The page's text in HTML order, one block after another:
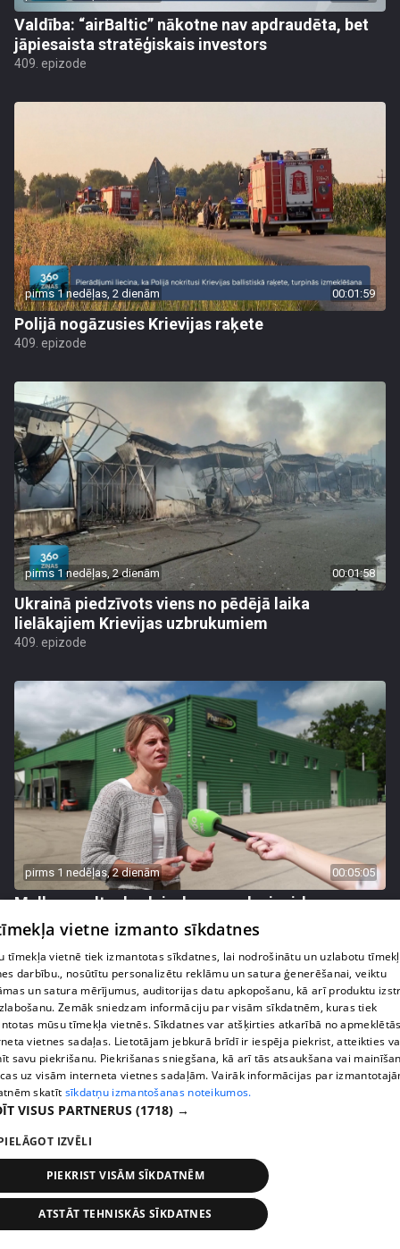
Valdība: “airBaltic” nākotne nav apdraudēta, bet
jāpiesaista stratēģiskais investors
409. epizode
pirms 1 nedēļas, 2 dienām 00:01:59
Polijā nogāzusies Krievijas raķete
409. epizode
pirms 1 nedēļas, 2 dienām 00:01:58
Ukrainā piedzīvots viens no pēdējā laika
lielākajiem Krievijas uzbrukumiem
409. epizode
pirms 1 nedēļas, 2 dienām 00:05:05
Melleņu zelta drudzis: kas nosaka iepirkuma
cenu?
409. epizode
pirms 1 nedēļas, 2 dienām
Ogas un sēnes šogad dārgākas, bet uzpirkšanas
punktos to krietni mazāk
vietne izmanto sīkdatnes
tīmekļa vietnē tiek izmantotas sīkdatnes, lai nodrošinātu un uzlabotu
darbību., nosūtītu personalizētu reklāmu un satura ģenerēšanai, veiktu
un satura mērījumus, auditorijas datu apkopošanu, kā arī produktu
Zemāk sniedzam informāciju par visām sīkdatnēm, kuras tiek
mūsu tīmekļa vietnēs. Sīkdatnes var atšķirties atkarībā no
vietnes sadaļas. Lietotājam jebkurā brīdī ir iespēja piekrist, atteikties
savu piekrišanu. Piekrišanas sniegšana, kā arī tās atsaukšana vai
uz visām interneta vietnes sadaļām. Vairāk informācijas par
skatīt sīkdatņu izmantošanas noteikumos.
VISUS PARTNERUS (1718) →
IZVĒLI
PIEKRIST VISĀM SĪKDATNĒM
ATSTĀT TEHNISKĀS SĪKDATNES